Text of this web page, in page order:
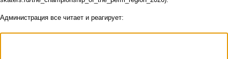
Администрация все читает и реагирует: